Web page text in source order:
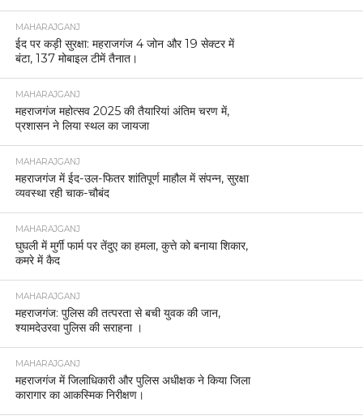
MAHARAJGANJ
ईद पर कड़ी सुरक्षा: महराजगंज 4 जोन और 19 सेक्टर में
बंटा, 137 मोबाइल टीमें तैनात।
MAHARAJGANJ
महराजगंज महोत्सव 2025 की तैयारियां अंतिम चरण में,
प्रशासन ने लिया स्थल का जायजा
MAHARAJGANJ
महराजगंज में ईद-उल-फितर शांतिपूर्ण माहौल में संपन्न, सुरक्षा
व्यवस्था रही चाक-चौबंद
MAHARAJGANJ
घुघली में मुर्गी फार्म पर तेंदुए का हमला, कुत्ते को बनाया शिकार,
कमरे में कैद
MAHARAJGANJ
महराजगंज: पुलिस की तत्परता से बची युवक की जान,
श्यामदेउरवा पुलिस की सराहना ।
MAHARAJGANJ
महराजगंज में जिलाधिकारी और पुलिस अधीक्षक ने किया जिला
कारागार का आकस्मिक निरीक्षण।